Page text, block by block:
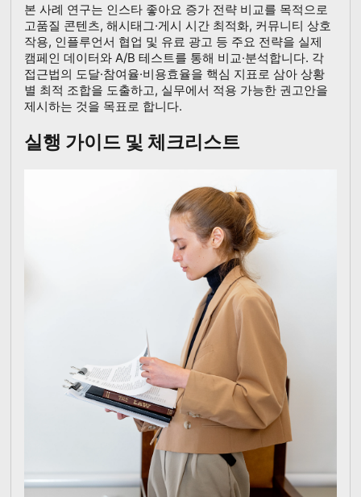
본 사례 연구는 인스타 좋아요 증가 전략 비교를 목적으로
고품질 콘텐츠, 해시태그·게시 시간 최적화, 커뮤니티 상호
작용, 인플루언서 협업 및 유료 광고 등 주요 전략을 실제
캠페인 데이터와 A/B 테스트를 통해 비교·분석합니다. 각
접근법의 도달·참여율·비용효율을 핵심 지표로 삼아 상황
별 최적 조합을 도출하고, 실무에서 적용 가능한 권고안을
제시하는 것을 목표로 합니다.
실행 가이드 및 체크리스트